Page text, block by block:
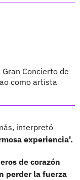
Concierto de
como artista
interpretó
experiencia'.
de corazón
perder la fuerza